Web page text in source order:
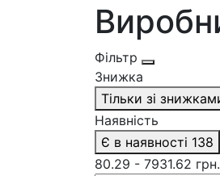
Фільтр
Знижка
Тільки зі
Наявність
Є в наявності 138
80.29 - 7931.62 грн.